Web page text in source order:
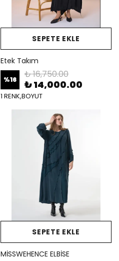
SEPETE EKLE
Etek Takım
%16 ₺ 16,750.00
₺ 14,000.00
1 RENK,BOYUT
SEPETE EKLE
MİSSWEHENCE ELBİSE